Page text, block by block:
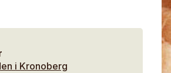
i Kronoberg